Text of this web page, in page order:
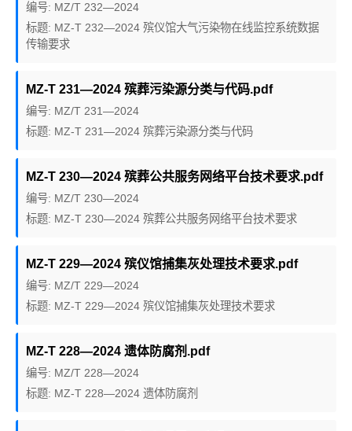
编号: MZ/T 232—2024
标题: MZ-T 232—2024 殡仪馆大气污染物在线监控系统数据
传输要求
MZ-T 231—2024 殡葬污染源分类与代码.pdf
编号: MZ/T 231—2024
标题: MZ-T 231—2024 殡葬污染源分类与代码
MZ-T 230—2024 殡葬公共服务网络平台技术要求.pdf
编号: MZ/T 230—2024
标题: MZ-T 230—2024 殡葬公共服务网络平台技术要求
MZ-T 229—2024 殡仪馆捕集灰处理技术要求.pdf
编号: MZ/T 229—2024
标题: MZ-T 229—2024 殡仪馆捕集灰处理技术要求
MZ-T 228—2024 遗体防腐剂.pdf
编号: MZ/T 228—2024
标题: MZ-T 228—2024 遗体防腐剂